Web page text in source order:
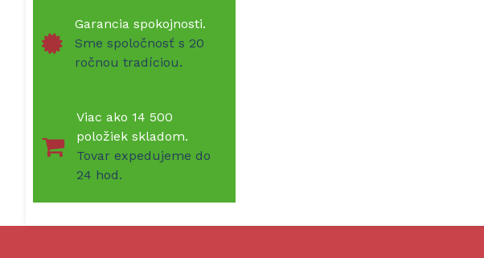
Garancia spokojnosti.
Sme spoločnosť s 20
ročnou tradíciou.
Viac ako 14 500
položiek skladom.
Tovar expedujeme do
24 hod.